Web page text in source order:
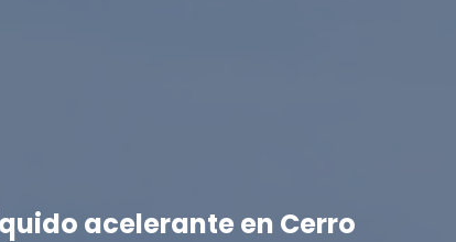
acelerante en Cerro